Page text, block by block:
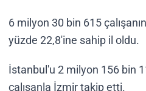
6 milyon 30 bin 615
yüzde 22,8'ine sahip il oldu.
İstanbul'u 2 milyon 156 bin
çalışanla İzmir takip etti.